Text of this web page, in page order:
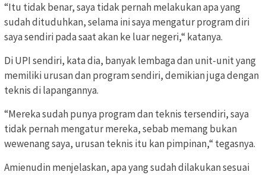
“Itu tidak benar, saya tidak pernah melakukan apa yang
sudah dituduhkan, selama ini saya mengatur program diri
saya sendiri pada saat akan ke luar negeri,“ katanya.
Di UPI sendiri, kata dia, banyak lembaga dan unit-unit yang
memiliki urusan dan program sendiri, demikian juga dengan
teknis di lapangannya.
“Mereka sudah punya program dan teknis tersendiri, saya
tidak pernah mengatur mereka, sebab memang bukan
wewenang saya, urusan teknis itu kan pimpinan,“ tegasnya.
Amienudin menjelaskan, apa yang sudah dilakukan sesuai